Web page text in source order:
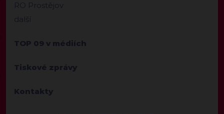
RO Prostějov
další
TOP 09 v médiích
Tiskové zprávy
Kontakty